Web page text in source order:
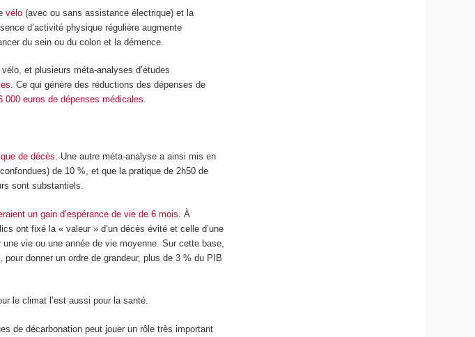
vélo (avec ou sans assistance électrique) et la
d’activité physique régulière augmente
du sein ou du colon et la démence.
et plusieurs méta-analyses d’études
. Ce qui génère des réductions des dépenses de
euros de dépenses médicales.
de décès. Une autre méta-analyse a ainsi mis en
de 10 %, et que la pratique de 2h50 de
sont substantiels.
un gain d’espérance de vie de 6 mois . À
ont fixé la « valeur » d’un décès évité et celle d’une
vie ou une année de vie moyenne. Sur cette base,
donner un ordre de grandeur, plus de 3 % du PIB
le climat l’est aussi pour la santé.
de décarbonation peut jouer un rôle très important